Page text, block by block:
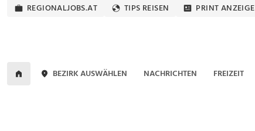
REGIONALJOBS.AT TIPS REISEN PRINT ANZEIGE
BEZIRK AUSWÄHLEN NACHRICHTEN FREIZEIT